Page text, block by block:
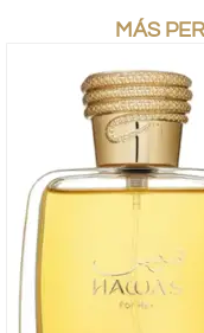
MÁS